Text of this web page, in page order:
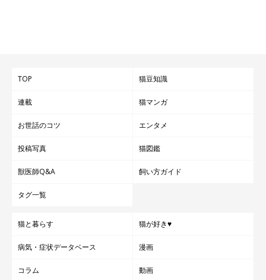
TOP 猫豆知識
連載 猫マンガ
お世話のコツ エンタメ
投稿写真 猫図鑑
獣医師Q&A 飼い方ガイド
タグ一覧
猫と暮らす 猫が好き♥
病気・症状データベース 漫画
コラム 動画